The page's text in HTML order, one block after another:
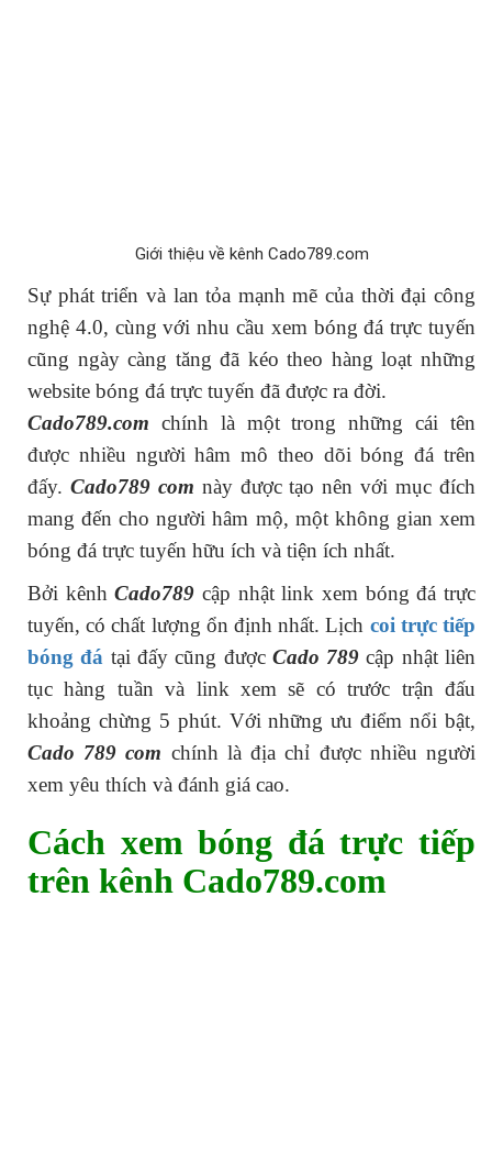
Giới thiệu về kênh Cado789.com
Sự phát triển và lan tỏa mạnh mẽ của thời đại công
nghệ 4.0, cùng với nhu cầu xem bóng đá trực tuyến
cũng ngày càng tăng đã kéo theo hàng loạt những
website bóng đá trực tuyến đã được ra đời.
Cado789.com chính là một trong những cái tên
được nhiều người hâm mô theo dõi bóng đá trên
đấy. Cado789 com này được tạo nên với mục đích
mang đến cho người hâm mộ, một không gian xem
bóng đá trực tuyến hữu ích và tiện ích nhất.
Bởi kênhCado789 cập nhật link xem bóng đá trực
tuyến, có chất lượng ổn định nhất. Lịch coi trực tiếp
bóng đá tại đấy cũng được Cado 789 cập nhật liên
tục hàng tuần và link xem sẽ có trước trận đấu
khoảng chừng 5 phút. Với những ưu điểm nổi bật,
Cado 789 com chính là địa chỉ được nhiều người
xem yêu thích và đánh giá cao.
Cách xem bóng đá trực tiếp
trên kênh Cado789.com